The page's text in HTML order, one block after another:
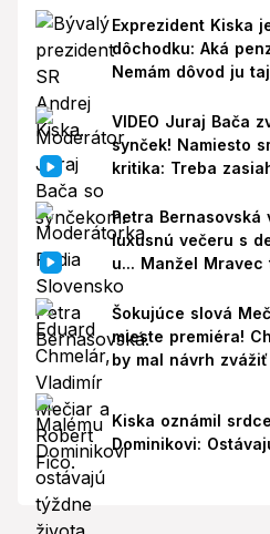
Exprezident Kiska
dôchodku: Aká
Nemám dôvod ju
VIDEO Juraj Bača
synček! Namiesto
kritika: Treba
Petra Bernasovská
luxusnú večeru s
u... Manžel
Šokujúce slová
mieste premiéra!
by mal návrh zvážiť
Kiska oznámil
Dominikovi: